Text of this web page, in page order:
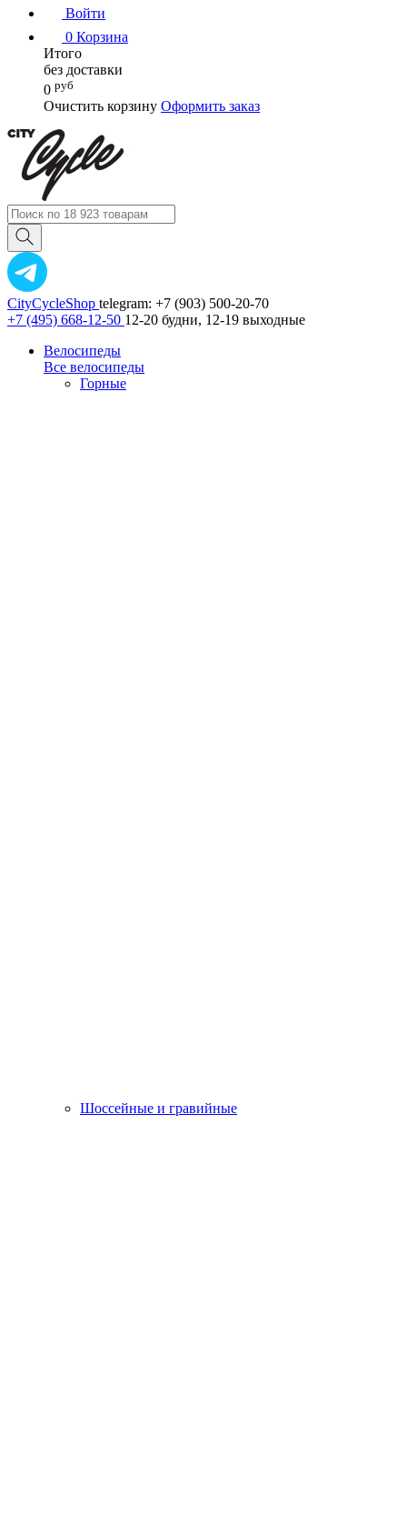
Войти
0 Корзина
Итого
без доставки
0 руб
Очистить корзину Оформить заказ
CityCycleShop telegram: +7 (903) 500-20-70
+7 (495) 668-12-50 12-20 будни, 12-19 выходные
Велосипеды
Все велосипеды
Горные
Шоссейные и гравийные